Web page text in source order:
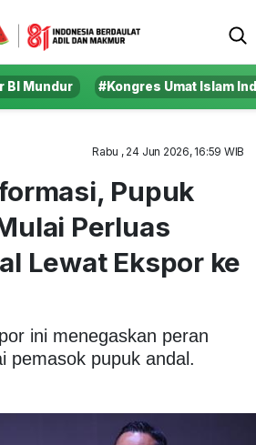
BI Mundur #Kongres Umat Islam
Rabu , 24 Jun 2026, 16:59 WIB
Pupuk
Perluas
Lewat Ekspor ke
ini menegaskan peran
pemasok pupuk andal.